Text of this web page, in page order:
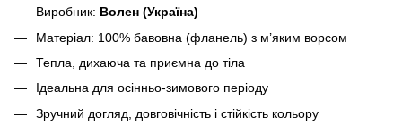
Виробник: Волен (Україна)
Матеріал: 100% бавовна (фланель) з м’яким ворсом
Тепла, дихаюча та приємна до тіла
Ідеальна для осінньо-зимового періоду
Зручний догляд, довговічність і стійкість кольору